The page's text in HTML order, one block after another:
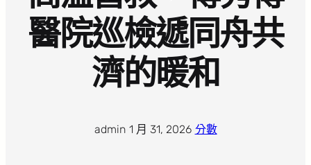
醫院巡檢遞同舟共
濟的暖和
admin· 1 月 31, 2026· 分數